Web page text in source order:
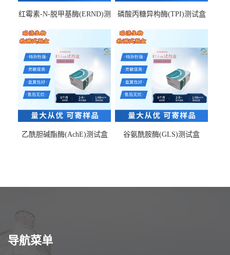
红霉素-N-脱甲基酶(ERND)测
磷酸丙糖异构酶(TPI)测试盒
乙酰胆碱酯酶(AchE)测试盒 谷氨酰胺酶(GLS)测试盒
导航菜单